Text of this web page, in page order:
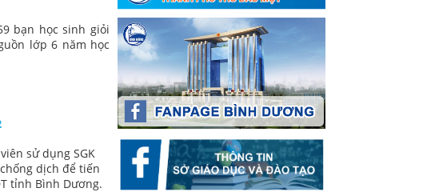
bạn học sinh giỏi
lớp 6 năm học
sử dụng SGK
dịch để tiến
tỉnh Bình Dương.